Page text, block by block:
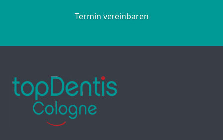
Termin vereinbaren